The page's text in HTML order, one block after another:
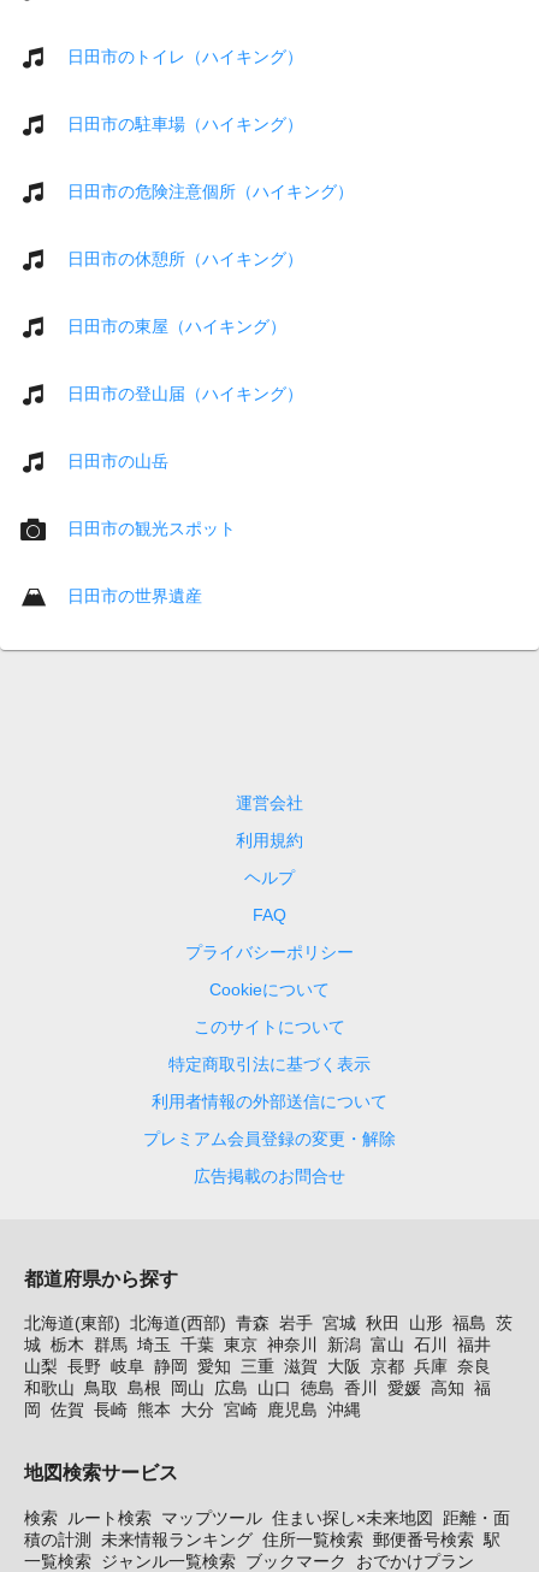
日田市のトイレ（ハイキング）
日田市の駐車場（ハイキング）
日田市の危険注意個所（ハイキング）
日田市の休憩所（ハイキング）
日田市の東屋（ハイキング）
日田市の登山届（ハイキング）
日田市の山岳
日田市の観光スポット
日田市の世界遺産
運営会社
利用規約
ヘルプ
FAQ
プライバシーポリシー
Cookieについて
このサイトについて
特定商取引法に基づく表示
利用者情報の外部送信について
プレミアム会員登録の変更・解除
広告掲載のお問合せ
都道府県から探す
北海道(東部) 北海道(西部) 青森 岩手 宮城 秋田 山形 福島 茨
城 栃木 群馬 埼玉 千葉 東京 神奈川 新潟 富山 石川
福井
山梨 長野 岐阜 静岡 愛知 三重 滋賀 大阪 京都 兵庫 奈良
和歌山
鳥取 島根 岡山 広島 山口 徳島 香川 愛媛 高知 福
岡
佐賀 長崎 熊本 大分 宮崎 鹿児島 沖縄
地図検索サービス
検索 ルート検索 マップツール 住まい探し×未来地図
距離・面
積の計測
未来情報ランキング 住所一覧検索 郵便番号検索 駅
一覧検索 ジャンル一覧検索 ブックマーク おでかけプラン